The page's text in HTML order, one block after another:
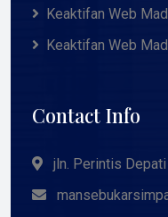
Keaktifan Web
Keaktifan Web
Contact Info
jln. Perintis